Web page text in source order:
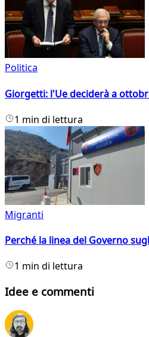
Politica
Giorgetti: l'Ue deciderà a
1 min di lettura
Migranti
Perché la linea del Governo
1 min di lettura
Idee e commenti